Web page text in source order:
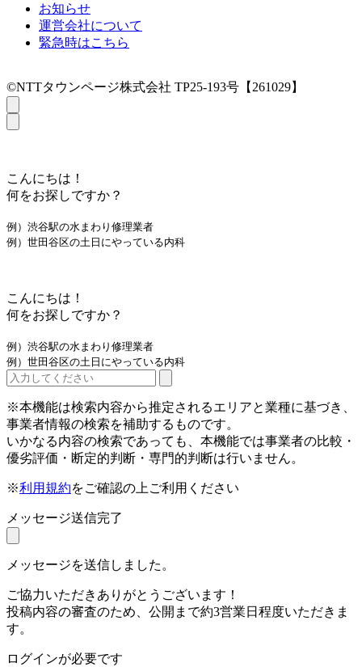
お知らせ
運営会社について
緊急時はこちら
©NTTタウンページ株式会社 TP25-193号【261029】
こんにちは！
何をお探しですか？
例）渋谷駅の水まわり修理業者
例）世田谷区の土日にやっている内科
こんにちは！
何をお探しですか？
例）渋谷駅の水まわり修理業者
例）世田谷区の土日にやっている内科
※本機能は検索内容から推定されるエリアと業種に基づき、
事業者情報の検索を補助するものです。
いかなる内容の検索であっても、本機能では事業者の比較・
優劣評価・断定的判断・専門的判断は行いません。
※利用規約をご確認の上ご利用ください
メッセージ送信完了
メッセージを送信しました。
ご協力いただきありがとうございます！
投稿内容の審査のため、公開まで約3営業日程度いただきま
す。
ログインが必要です